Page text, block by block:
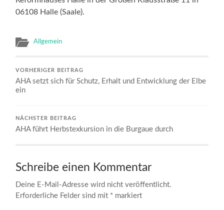
06108 Halle (Saale).
Allgemein
VORHERIGER BEITRAG
AHA setzt sich für Schutz, Erhalt und Entwicklung der Elbe
ein
NÄCHSTER BEITRAG
AHA führt Herbstexkursion in die Burgaue durch
Schreibe einen Kommentar
Deine E-Mail-Adresse wird nicht veröffentlicht.
Erforderliche Felder sind mit * markiert